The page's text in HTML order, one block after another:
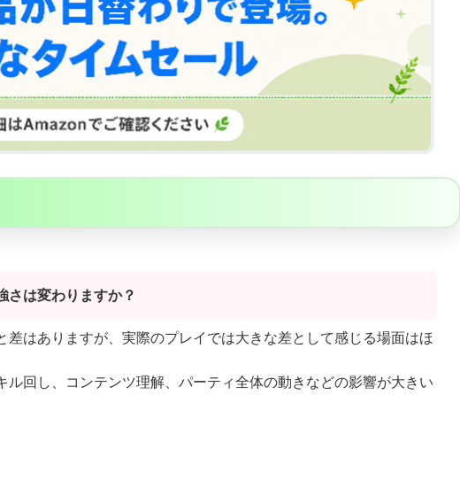
さは変わりますか？
差はありますが、実際のプレイでは大きな差として感じる場面はほ
ル回し、コンテンツ理解、パーティ全体の動きなどの影響が大きい